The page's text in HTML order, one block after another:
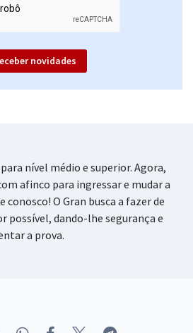
novidades
para nível médio e superior. Agora,
afinco para ingressar e mudar a
conosco! O Gran busca a fazer de
possível, dando-lhe segurança e
a prova.